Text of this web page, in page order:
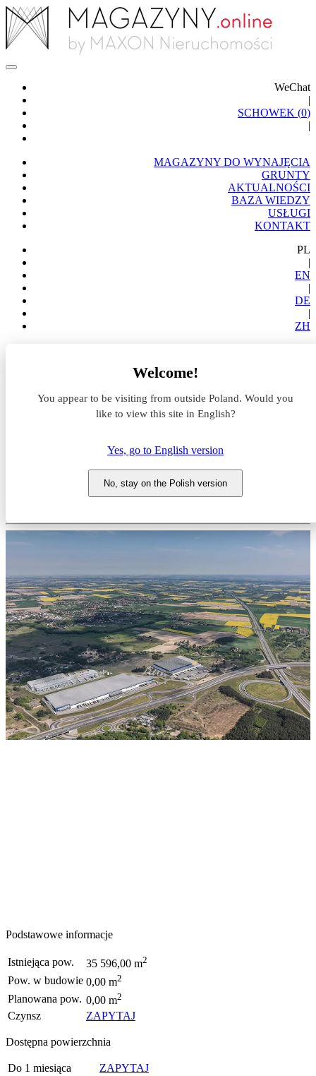
WeChat
|
SCHOWEK (0)
|
MAGAZYNY DO WYNAJĘCIA
GRUNTY
AKTUALNOŚCI
BAZA WIEDZY
USŁUGI
KONTAKT
PL
|
EN
|
DE
|
ZH
Welcome!
You appear to be visiting from outside Poland. Would you
like to view this site in English?
Yes, go to English version
No, stay on the Polish version
ELI Toruń
Kujawsko-pomorskie, Toruń, ul. Przelot
Podstawowe informacje
Istniejąca pow. 35 596,00 m2
Pow. w budowie 0,00 m2
Planowana pow. 0,00 m2
Czynsz ZAPYTAJ
Dostępna powierzchnia
Do 1 miesiąca
ZAPYTAJ